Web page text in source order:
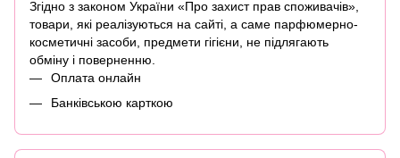
Згідно з законом України «Про захист прав споживачів»,
товари, які реалізуються на сайті, а саме парфюмерно-
косметичні засоби, предмети гігієни, не підлягають
обміну і поверненню.
Оплата онлайн
Банківською карткою